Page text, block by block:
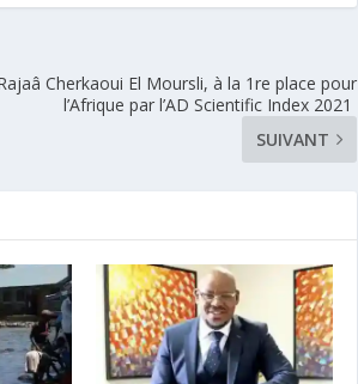
Cherkaoui El Moursli, à la 1re place pour
l’Afrique par l’AD Scientific Index 2021
SUIVANT